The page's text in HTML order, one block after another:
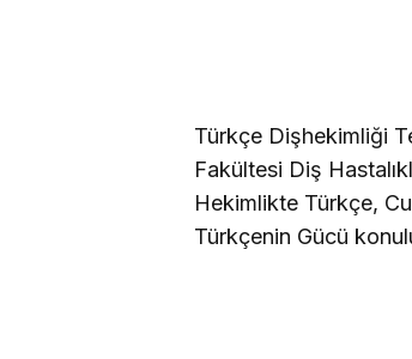
Türkçe Dişhekimliği
Fakültesi Diş
Hekimlikte Türkçe,
Türkçenin Gücü